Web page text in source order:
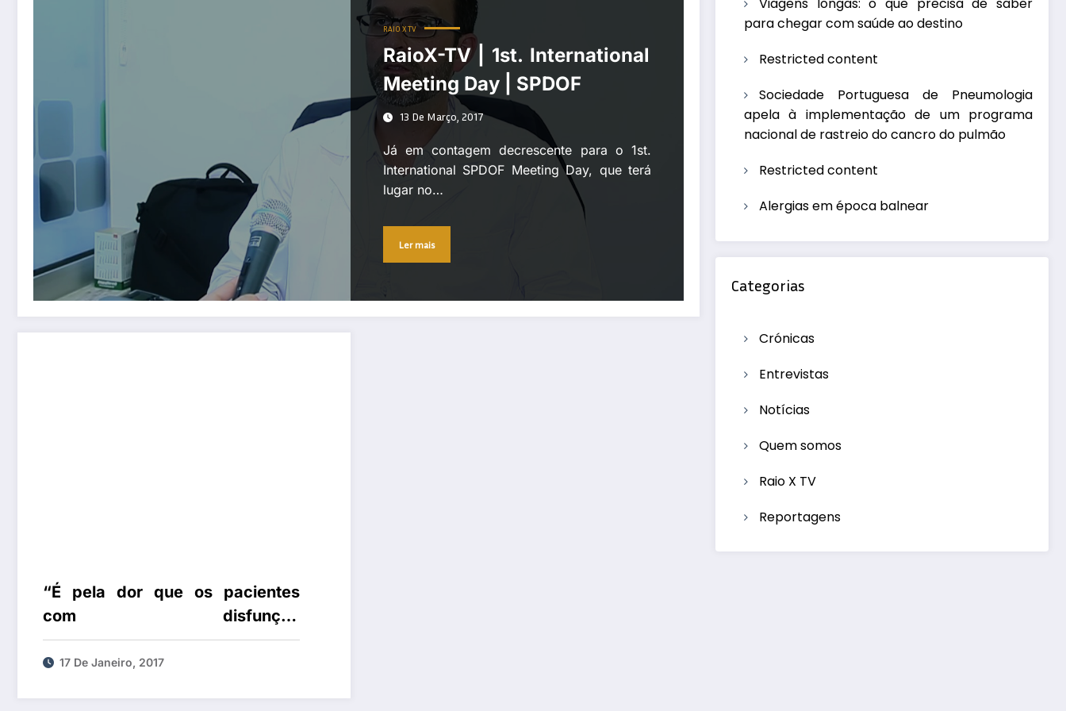
RAIO X TV
RaioX-TV | 1st. International
Meeting Day | SPDOF
13 De Março, 2017
Já em contagem decrescente para o 1st.
International SPDOF Meeting Day, que terá
lugar no…
Ler mais
“É pela dor que os pacientes
com disfunção
temporomandibular procuram
tratamento”
17 De Janeiro, 2017
Viagens longas: o que precisa de saber
para chegar com saúde ao destino
Restricted content
Sociedade Portuguesa de Pneumologia
apela à implementação de um programa
nacional de rastreio do cancro do pulmão
Restricted content
Alergias em época balnear
Categorias
Crónicas
Entrevistas
Notícias
Quem somos
Raio X TV
Reportagens